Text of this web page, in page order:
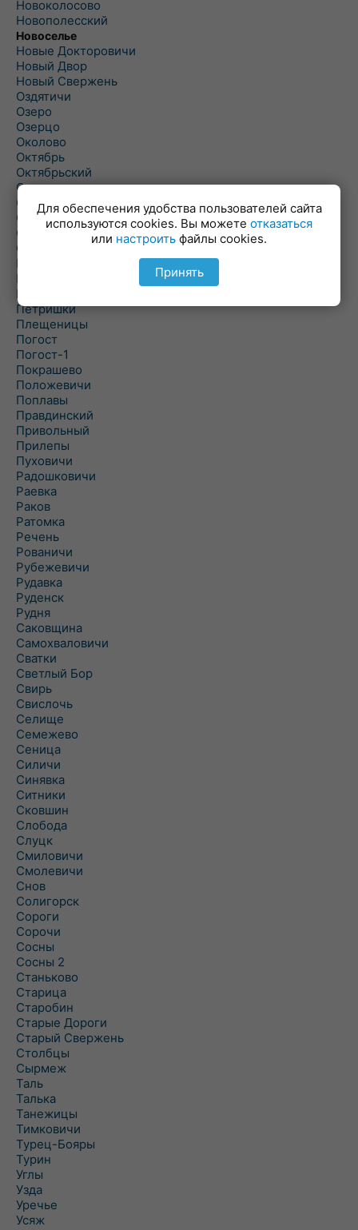
Новоколосово
Новополесский
Новоселье
Новые Докторовичи
Новый Двор
Новый Свержень
Оздятичи
Озеро
Озерцо
Околово
Октябрь
Октябрьский
Олехновичи
Омговичи
Оношки
Осовец
Острошицкий Городок
Пасека
Пастовичи
Першаи
Петришки
Плещеницы
Погост
Погост-1
Покрашево
Положевичи
Поплавы
Правдинский
Привольный
Прилепы
Пуховичи
Радошковичи
Раевка
Раков
Ратомка
Речень
Рованичи
Рубежевичи
Рудавка
Руденск
Рудня
Саковщина
Самохваловичи
Сватки
Светлый Бор
Свирь
Свислочь
Селище
Семежево
Сеница
Силичи
Синявка
Ситники
Сковшин
Слобода
Слуцк
Смиловичи
Смолевичи
Снов
Солигорск
Сороги
Сорочи
Сосны
Сосны 2
Станьково
Старица
Старобин
Старые Дороги
Старый Свержень
Столбцы
Сырмеж
Таль
Талька
Танежицы
Тимковичи
Турец-Бояры
Турин
Углы
Узда
Уречье
Усяж
Для обеспечения удобства пользователей сайта
используются cookies. Вы можете отказаться
или настроить файлы cookies.
Принять